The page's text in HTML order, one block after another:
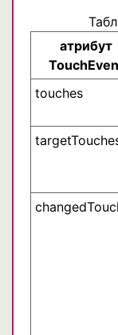
атрибут
touches